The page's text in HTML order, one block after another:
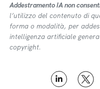
Addestramento IA non
l’utilizzo del contenuto di
forma o modalità, per
intelligenza artificiale
copyright.